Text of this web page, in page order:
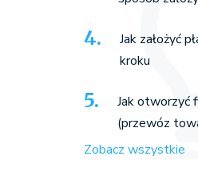
Jak założyć
kroku
Jak otworzyć
(przewóz
Zobacz wszystkie